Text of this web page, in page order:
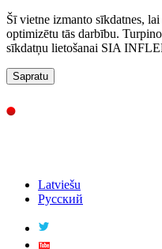
Šī vietne izmanto sīkdatnes,
optimizētu tās darbību.
sīkdatņu lietošanai SIA
Sapratu
Latviešu
Русский